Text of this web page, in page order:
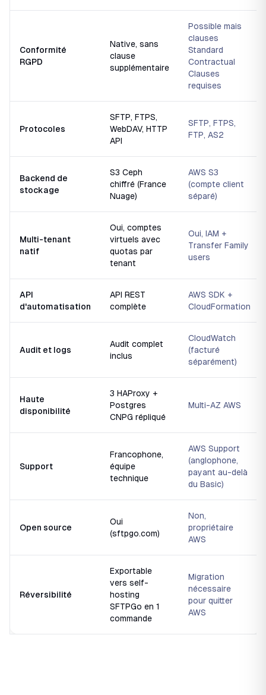
Conformité
RGPD
Native, sans
clause
supplémentaire
Possible mais
clauses
Standard
Contractual
Clauses
requises
Protocoles
SFTP, FTPS,
WebDAV, HTTP
API
SFTP, FTPS,
FTP, AS2
Backend de
stockage
S3 Ceph
chiffré (France
Nuage)
AWS S3
(compte client
séparé)
Multi-tenant
natif
Oui, comptes
virtuels avec
quotas par
tenant
Oui, IAM +
Transfer Family
users
API
d'automatisation
API REST
complète
AWS SDK +
CloudFormation
Audit et logs
Audit complet
inclus
CloudWatch
(facturé
séparément)
Haute
disponibilité
3 HAProxy +
Postgres
CNPG répliqué
Multi-AZ AWS
Support
Francophone,
équipe
technique
AWS Support
(anglophone,
payant au-delà
du Basic)
Open source
Oui
(sftpgo.com)
Non,
propriétaire
AWS
Réversibilité
Exportable
vers self-
hosting
SFTPGo en 1
commande
Migration
nécessaire
pour quitter
AWS